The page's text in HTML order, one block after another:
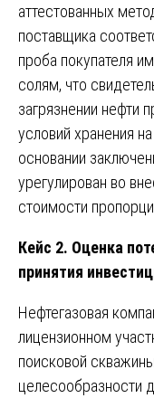
аттестованных
поставщика
проба покупателя
солям, что
загрязнении нефти
условий хранения
основании
урегулирован во
стоимости
Кейс 2. Оценка
принятия
Нефтегазовая
лицензионном
поисковой
целесообразности